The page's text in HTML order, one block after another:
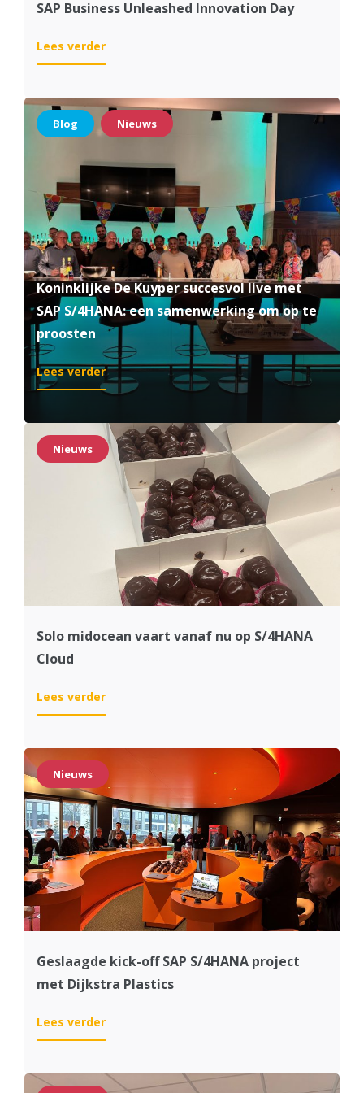
SAP Business Unleashed Innovation Day
Lees verder:
SAP
Unleashed
Innovation
Day
Blog Nieuws
Koninklijke De Kuyper succesvol live met
SAP S/4HANA: een samenwerking om op te
proosten
Lees verder:
Koninklijke
Kuyper
succesvol
live
met
SAP
S/4HANA:
samenwerking
om
op
te
Nieuws
Solo midocean vaart vanaf nu op S/4HANA
Cloud
Lees verder:
Solo
vaart
vanaf
nu
op
S/4HANA
Cloud
Nieuws
Geslaagde kick-off SAP S/4HANA project
met Dijkstra Plastics
Lees verder:
Geslaagde
off